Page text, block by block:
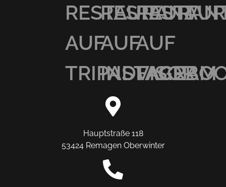
RESTAURANT
AUF
TRIPADVISOR
AUF
INSTAGRAM
AUF
Hauptstraße 118
53424 Remagen Oberwinter